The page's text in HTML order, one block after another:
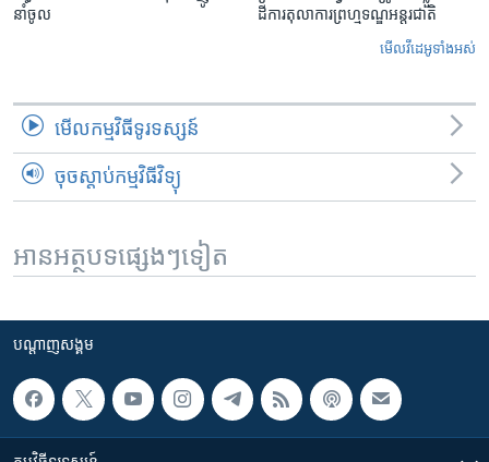
នាំចូល
ដីការ​តុលាការ​ព្រហ្មទណ្ឌ​អន្តរជាតិ
មើល​វីដេអូ​ទាំង​អស់
មើល​កម្មវិធី​ទូរទស្សន៍
ចុចស្តាប់កម្មវិធីវិទ្យុ
អានអត្ថបទផ្សេងៗទៀត
បណ្តាញ​សង្គម